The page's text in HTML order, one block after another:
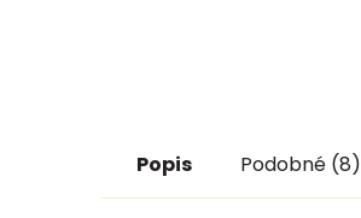
Popis Podobné (8)